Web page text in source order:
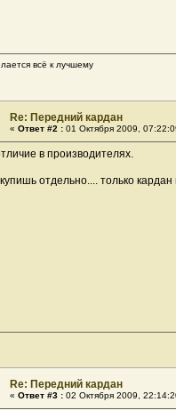
всё к лучшему
Re: Передний кардан
« Ответ #2 : 01 Октября 2009,
в производителях.
отдельно.... только
Re: Передний кардан
« Ответ #3 : 02 Октября 2009,